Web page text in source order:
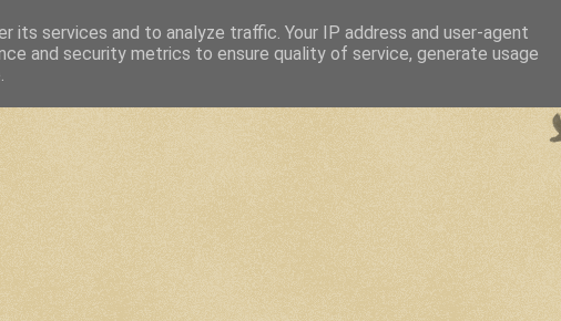
its services and to analyze traffic. Your IP address and user-agent
and security metrics to ensure quality of service, generate usage